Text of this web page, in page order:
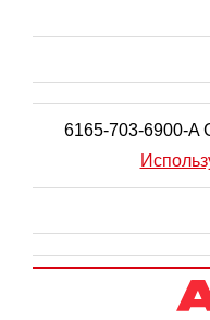
6165-703-6900-A